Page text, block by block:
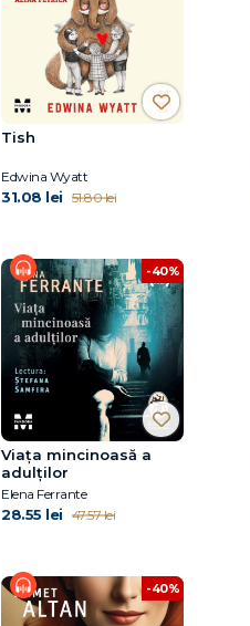
Tish
Edwina Wyatt
31.08 lei 51.80 lei
-40%
Viața mincinoasă a
adulților
Elena Ferrante
28.55 lei 47.57 lei
-40%